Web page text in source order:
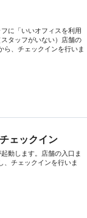
に「いいオフィスを利用
タッフがいない）店舗の
ら、チェックインを行いま
ェックイン
動します。店舗の入口ま
、チェックインを行いま